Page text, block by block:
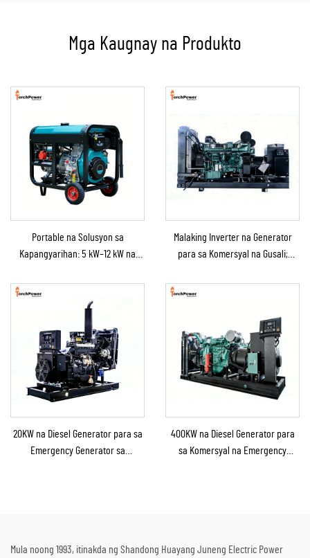
Mga Kaugnay na Produkto
Portable na Solusyon sa
Kapangyarihan: 5 kW–12 kW na
Bahay/Tindahan/Konstruksyon/Backup
sa Emergency
Malaking Inverter na Generator
para sa Komersyal na Gusali;
Generator para sa Benta
20KW na Diesel Generator para sa
Emergency Generator sa
400KW na Diesel Generator para
sa Komersyal na Emergency
Mula noong 1993, itinakda ng Shandong Huayang Juneng Electric Power